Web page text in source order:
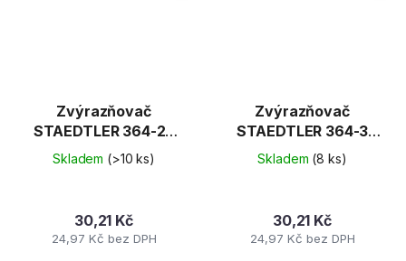
Zvýrazňovač
STAEDTLER 364-23
růžový
Skladem (>10 ks)
24,97 Kč bez DPH
30,21 Kč
Zvýrazňovač
STAEDTLER 364-3
modrý
Skladem (8 ks)
24,97 Kč bez DPH
30,21 Kč